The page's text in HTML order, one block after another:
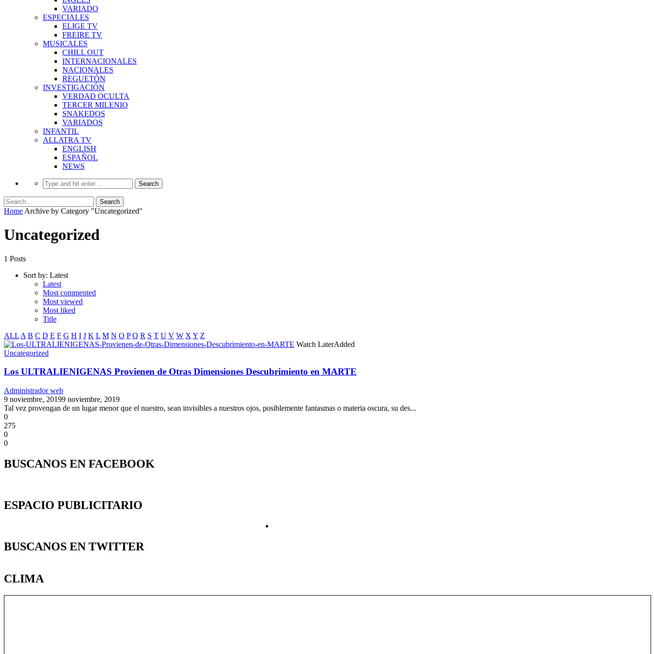
VARIADO
ESPECIALES
ELIGE TV
FREIRE TV
MUSICALES
CHILL OUT
INTERNACIONALES
NACIONALES
REGUETÓN
INVESTIGACIÓN
VERDAD OCULTA
TERCER MILENIO
SNAKEDOS
VARIADOS
INFANTIL
ALLATRA TV
ENGLISH
ESPAÑOL
NEWS
Home Archive by Category "Uncategorized"
Uncategorized
1 Posts
Sort by: Latest
Latest
Most commented
Most viewed
Most liked
Title
ALL A B C D E F G H I J K L M N O P Q R S T U V W X Y Z
Watch LaterAdded
Uncategorized
Los ULTRALIENIGENAS Provienen de Otras Dimensiones Descubrimiento en MARTE
Administrador web
9 noviembre, 20199 noviembre, 2019
Tal vez provengan de un lugar menor que el nuestro, sean invisibles a nuestros ojos, posiblemente fantasmas o materia oscura, su des...
0
275
0
0
BUSCANOS EN FACEBOOK
ESPACIO PUBLICITARIO
BUSCANOS EN TWITTER
CLIMA